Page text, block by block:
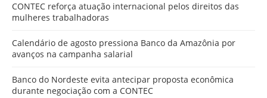
CONTEC reforça atuação internacional pelos direitos das
mulheres trabalhadoras
Calendário de agosto pressiona Banco da Amazônia por
avanços na campanha salarial
Banco do Nordeste evita antecipar proposta econômica
durante negociação com a CONTEC